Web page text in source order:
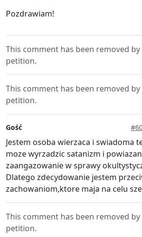
Pozdrawiam!
This comment has been removed
petition.
This comment has been removed
petition.
Gość
Jestem osoba wierzaca i swiadoma
moze wyrzadzic satanizm i
zaangazowanie w sprawy
Dlatego zdecydowanie jestem
zachowaniom,ktore maja na celu
This comment has been removed
petition.